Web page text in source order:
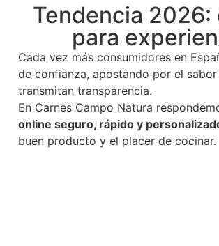
Tendencia 2026:
para
Cada vez más consumidores en
de confianza, apostando por el
transmitan transparencia.
En Carnes Campo Natura
online seguro, rápido y
buen producto y el placer de cocinar.